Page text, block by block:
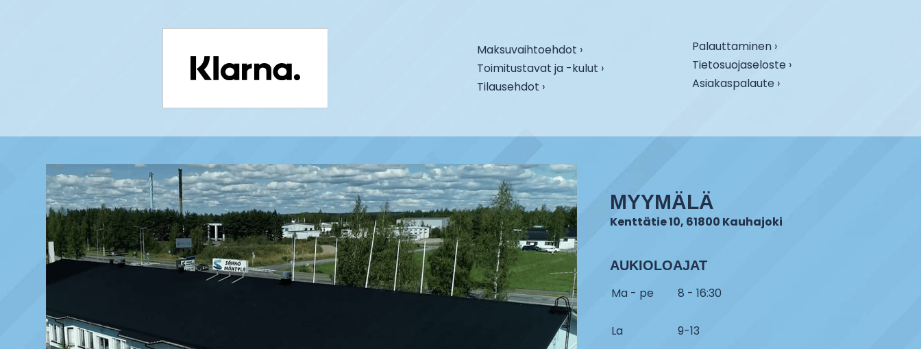
Maksuvaihtoehdot ›
Toimitustavat ja -kulut ›
Tilausehdot ›
Palauttaminen ›
Tietosuojaseloste ›
Asiakaspalaute ›
MYYMÄLÄ
Kenttätie 10, 61800 Kauhajoki
AUKIOLOAJAT
Ma - pe 8 - 16:30
La 9-13